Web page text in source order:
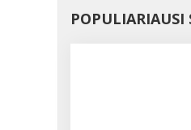
POPULIARIAUSI